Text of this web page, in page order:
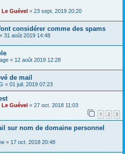
Le Guével « 23 sept. 2019 20:20
considérer comme des spams
« 31 août 2019 14:48
« 12 août 2019 12:28
de mail
« 01 juil. 2019 07:23
Le Guével « 27 oct. 2018 11:03
1 2 3
sur nom de domaine personnel
« 17 oct. 2018 20:48